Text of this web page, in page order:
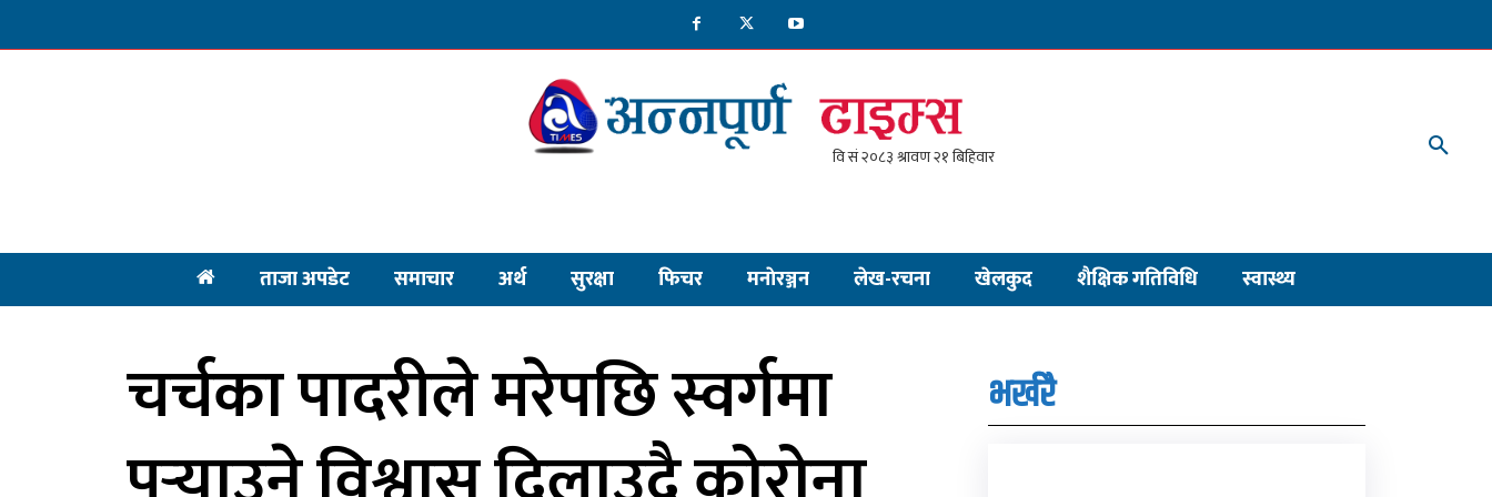
ताजा अपडेट समाचार अर्थ सुरक्षा फिचर मनाेरञ्जन लेख-रचना खेलकुद शैक्षिक गतिविधि स्वास्थ्य
चर्चका पादरीले मरेपछि स्वर्गमा भर्खरै